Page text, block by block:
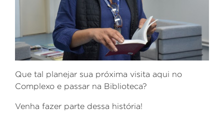
Que tal planejar sua próxima visita aqui no
Complexo e passar na Biblioteca?
Venha fazer parte dessa história!